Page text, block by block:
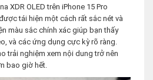
XDR OLED trên iPhone 15 Pro
tái hiện một cách rất sắc nét và
màu sắc chính xác giúp bạn thấy
và các ứng dụng cực kỳ rõ ràng.
trải nghiệm xem nội dung trở nên
bao giờ hết.